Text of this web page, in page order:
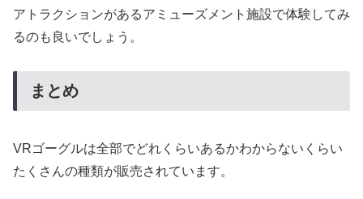
アトラクションがあるアミューズメント施設で体験してみ
るのも良いでしょう。
まとめ
VRゴーグルは全部でどれくらいあるかわからないくらい
たくさんの種類が販売されています。